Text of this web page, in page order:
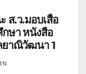
ส.ว.มอบเสื้อ
ษา หนังสือ
ยาณิวัฒนา 1